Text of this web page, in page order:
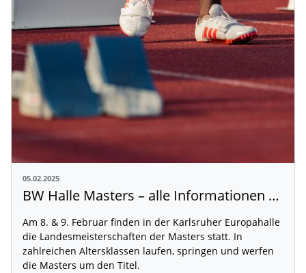
05.02.2025
BW Halle Masters – alle Informationen auf einen Blick
Am 8. & 9. Februar finden in der Karlsruher Europahalle
die Landesmeisterschaften der Masters statt. In
zahlreichen Altersklassen laufen, springen und werfen
die Masters um den Titel.